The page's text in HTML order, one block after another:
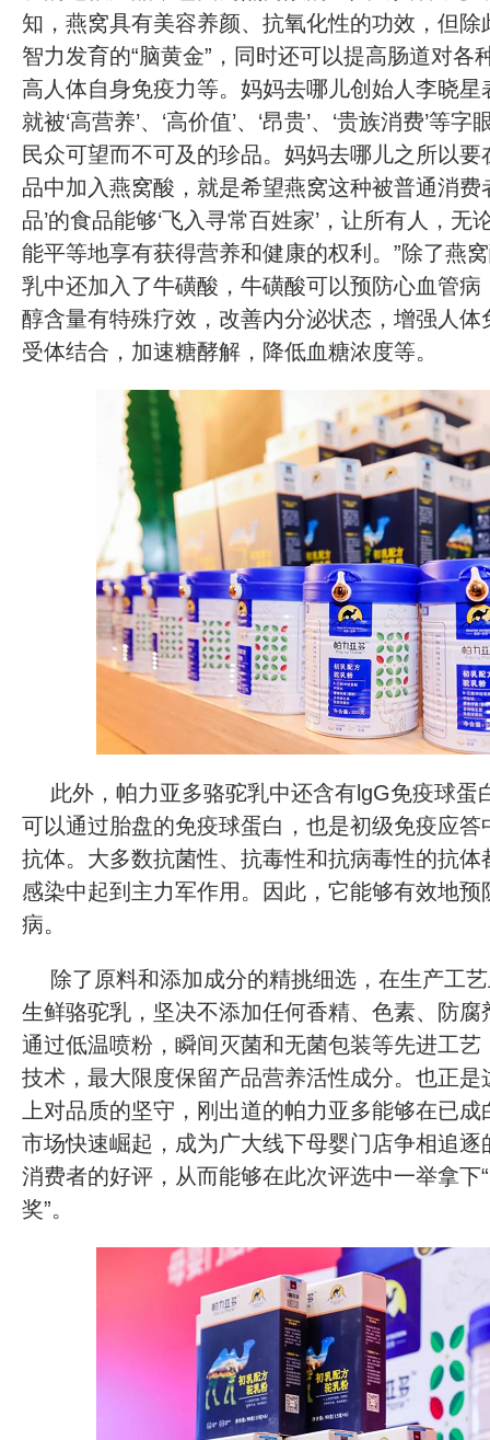
知，燕窝具有美容养颜、抗氧化性的功效，但
智力发育的“脑黄金”，同时还可以提高肠道对各
高人体自身免疫力等。妈妈去哪儿创始人李晓星
就被‘高营养’、‘高价值’、‘昂贵’、‘贵族消费’等
民众可望而不可及的珍品。妈妈去哪儿之所以
品中加入燕窝酸，就是希望燕窝这种被普通消费
品’的食品能够‘飞入寻常百姓家’，让所有人，无
能平等地享有获得营养和健康的权利。”除了燕
乳中还加入了牛磺酸，牛磺酸可以预防心血管病
醇含量有特殊疗效，改善内分泌状态，增强人体
受体结合，加速糖酵解，降低血糖浓度等。
此外，帕力亚多骆驼乳中还含有lgG免疫球蛋
可以通过胎盘的免疫球蛋白，也是初级免疫应答
抗体。大多数抗菌性、抗毒性和抗病毒性的抗体
感染中起到主力军作用。因此，它能够有效地预
病。
除了原料和添加成分的精挑细选，在生产工
生鲜骆驼乳，坚决不添加任何香精、色素、防腐
通过低温喷粉，瞬间灭菌和无菌包装等先进工艺
技术，最大限度保留产品营养活性成分。也正是
上对品质的坚守，刚出道的帕力亚多能够在已
市场快速崛起，成为广大线下母婴门店争相追逐
消费者的好评，从而能够在此次评选中一举拿下
奖”。